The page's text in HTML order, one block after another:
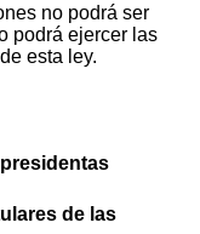
no podrá ser
podrá ejercer las
esta ley.
de las